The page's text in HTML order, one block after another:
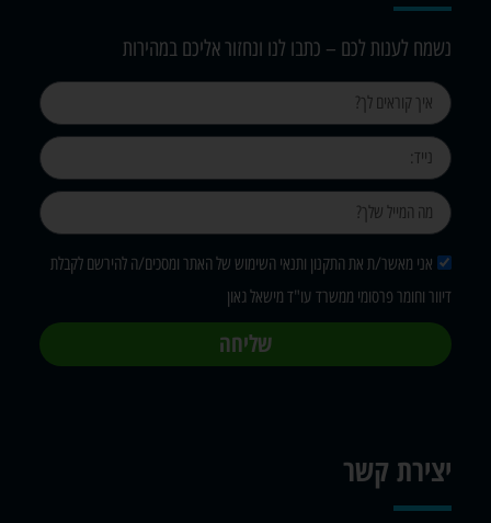
נשמח לענות לכם – כתבו לנו ונחזור אליכם במהירות
אני מאשר/ת את התקנון ותנאי השימוש של האתר ומסכים/ה להירשם לקבלת
דיוור וחומר פרסומי ממשרד עו"ד מישאל גאון
שליחה
יצירת קשר